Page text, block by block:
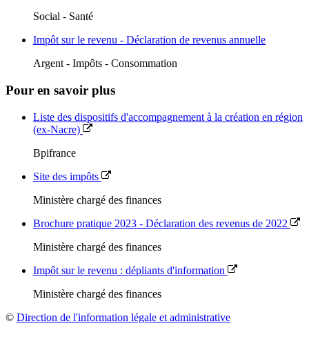
Social - Santé
Impôt sur le revenu - Déclaration de revenus annuelle
Argent - Impôts - Consommation
Pour en savoir plus
Liste des dispositifs d'accompagnement à la création en région
(ex-Nacre)
Bpifrance
Site des impôts
Ministère chargé des finances
Brochure pratique 2023 - Déclaration des revenus de 2022
Ministère chargé des finances
Impôt sur le revenu : dépliants d'information
Ministère chargé des finances
© Direction de l'information légale et administrative